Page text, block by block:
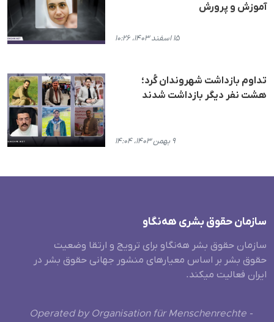
آموزش و پرورش
۱۵ اسفند ۱۴۰۳، ۱۰:۲۶
تداوم بازداشت شهروندان کُرد؛
هشت نفر دیگر بازداشت شدند
۹ بهمن ۱۴۰۳، ۱۴:۰۴
سازمان حقوق بشری هەنگاو
سازمان حقوق بشر هه‌نگاو برای ترویج و ارتقا وضعیت
حقوق بشر بر اساس معیارهای منشور جهانی حقوق بشر در
ایران فعالیت میکند.
Operated by Organisation für Menschenrechte -